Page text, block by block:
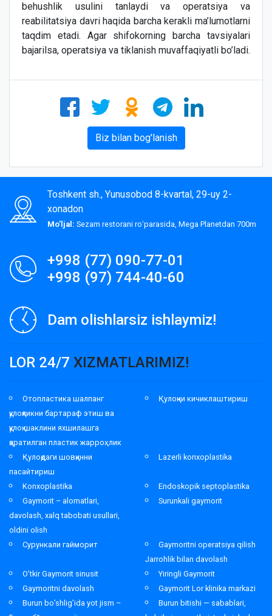
behushlik usulini tanlaydi va operatsiya va
reabilitatsiya davri haqida barcha kerakli ma’lumotlarni
taqdim etadi. Agar shifokorning barcha tavsiyalari
bajarilsa, operatsiya va tiklanish muvaffaqiyatli bo’ladi.
Biz bilan bog'lanish
Toshkent sh., Yunusobod 8-kvartal, 29-uy 2-
xonadon
Mo'ljal: Sezam restorani roʻparasida, Mega Planetdan 700m
+998 (77) 090-77-01
+998 (97) 744-40-60
Dam olishlarsiz ishlaymiz!
LOR 24/7 XIZMATLARIMIZ!
Отопластика шалпанг
қулоқликни бартараф этиш ва
қулоқ шаклини яхшилашга
қаратилган пластик жарроҳлик
Қулоқни кичиклаштириш
Қулоқдаги шовқинни
пасайтириш
Lazerli konxoplastika
Konxoplastika
Endoskopik septoplastika
Gaymorit – alomatlari,
davolash, xalq tabobati usullari,
oldini olish
Surunkali gaymorit
Сурункали гайморит
Gaymoritni operatsiya qilish
Jarrohlik bilan davolash
O’tkir Gaymorit sinusit
Yiringli Gaymorit
Gaymoritni davolash
Gaymorit Lor klinika markazi
Burun bo’shlig’ida yot jism –
Burun bitishi — sabablari,